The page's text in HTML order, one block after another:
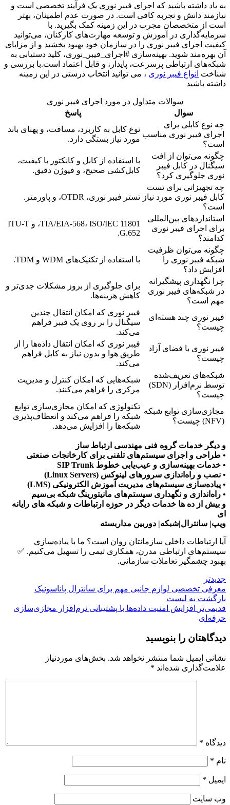
به یاد داشته باشید که اجرای فیبر نوری یک فرآیند تخصصی است و
نیازمند دانش و تجربه کافی است. در صورت عدم اطمینان، بهتر
است از متخصصان مجرب در این زمینه کمک بگیرید. با
سرمایه‌گذاری در آموزش و توسعه مهارت‌های کارکنان، می‌توانید
کیفیت اجرای فیبر نوری را در سازمان خود بهبود بخشید و از مزایای
آن بهره‌مند شوید. بهینه‌سازی #اجرای_فیبر_نوری، کلید دستیابی به
شبکه‌های ارتباطی پرسرعت، پایدار، و قابل اعتماد است.با بررسی و
شناخت انواع فیبر نوری ، می توانید انتخاب درستی در این زمینه
داشته باشید
سوالات متداول در مورد اجرای فیبر نوری
سوال
پاسخ
چه نوع کابلی برای
اجرای فیبر نوری مناسب
است؟
نوع کابل به کاربرد، مسافت، و پهنای باند
مورد نیاز بستگی دارد.
چگونه می‌توان از افت
سیگنال در کابل فیبر
نوری جلوگیری کرد؟
با استفاده از کابل و کانکتور با کیفیت،
کابل‌کشی صحیح، و فیوژن دقیق.
چه تجهیزاتی برای تست
کابل فیبر نوری مورد نیاز
است؟
تستر فیبر نوری، OTDR، و پاورمتر.
استانداردهای بین‌المللی
برای اجرای فیبر نوری
کدامند؟
TIA/EIA-568، ISO/IEC 11801، و ITU-T
G.652.
چگونه می‌توان ظرفیت
شبکه فیبر نوری را
افزایش داد؟
با استفاده از تکنیک‌های WDM و TDM.
چرا نگهداری پیشگیرانه
در شبکه‌های فیبر نوری
مهم است؟
برای جلوگیری از بروز مشکلات جدی‌تر و
کاهش هزینه‌ها.
فیبر نوری چند هسته‌ای
چیست؟
فیبر نوری که امکان انتقال چندین
سیگنال را بر روی یک فیبر فراهم
می‌کند.
فیبر نوری با فضای آزاد
چیست؟
فیبر نوری که امکان انتقال داده‌ها را از
طریق هوا و بدون نیاز به کابل فراهم
می‌کند.
شبکه‌های تعریف‌شده
توسط نرم‌افزار (SDN)
چیست؟
شبکه‌هایی که امکان کنترل و مدیریت
مرکزی را فراهم می‌کنند.
مجازی‌سازی توابع شبکه
(NFV) چیست؟
تکنولوژی که امکان مجازی‌سازی توابع
شبکه را فراهم می‌کند و انعطاف‌پذیری
شبکه‌ها را افزایش می‌دهد.
و دیگر خدمات گروه فنی مهندسی ارتباط ساز
• طراحی و اجرای سیستم‌های تلفنی برای کارخانجات صنعتی
• خدمات بهینه‌سازی و عیب‌یابی خطوط SIP Trunk
• نصب و راه‌اندازی سرورهای لینوکس (Linux Servers)
• پیاده‌سازی سیستم‌های مدیریت آموزش الکترونیکی (LMS)
• راه‌اندازی و نگهداری سیستم‌های مانیتورینگ شبکه بی‌سیم
و بیش از ده ها خدمات دیگر در حوزه ارتباطات و شبکه های رایانه
ای
ویپ| سانترال|شبکه| دوربین مداربسته
آیا ارتباطات داخلی سازمانتان روان است؟ ما با پیاده‌سازی
سیستم‌های ارتباطی مدرن، همکاری تیمی را تسهیل می‌کنیم. ✅
بهبود چشمگیر تعاملات سازمانی.
جدیدتر
معرفی تخصصی لوازم جانبی مهم برای سانترال پاناسونیک
بازگشت بە لیست
قدیمی‌تر
افزایش امنیت داده‌ها با پشتیبانی نرم‌افزار مجازی‌سازی
حرفه‌ای
دیدگاهتان را بنویسید
نشانی ایمیل شما منتشر نخواهد شد. بخش‌های موردنیاز
علامت‌گذاری شده‌اند *
دیدگاه *
نام *
ایمیل *
وب‌ سایت